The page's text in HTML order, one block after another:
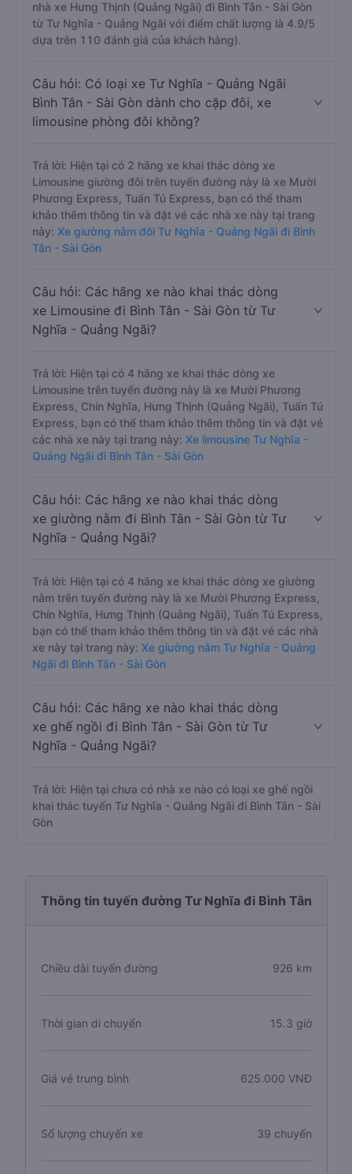
nhà xe Hưng Thịnh (Quảng Ngãi) đi Bình Tân - Sài Gòn
từ Tư Nghĩa - Quảng Ngãi với điểm chất lượng là 4.9/5
dựa trên 110 đánh giá của khách hàng).
Câu hỏi: Có loại xe Tư Nghĩa - Quảng Ngãi
Bình Tân - Sài Gòn dành cho cặp đôi, xe
limousine phòng đôi không?
Trả lời: Hiện tại có 2 hãng xe khai thác dòng xe
Limousine giường đôi trên tuyến đường này là xe Mười
Phương Express, Tuấn Tú Express, bạn có thể tham
khảo thêm thông tin và đặt vé các nhà xe này tại trang
này: Xe giường nằm đôi Tư Nghĩa - Quảng Ngãi đi Bình
Tân - Sài Gòn
Câu hỏi: Các hãng xe nào khai thác dòng
xe Limousine đi Bình Tân - Sài Gòn từ Tư
Nghĩa - Quảng Ngãi?
Trả lời: Hiện tại có 4 hãng xe khai thác dòng xe
Limousine trên tuyến đường này là xe Mười Phương
Express, Chín Nghĩa, Hưng Thịnh (Quảng Ngãi), Tuấn Tú
Express, bạn có thể tham khảo thêm thông tin và đặt vé
các nhà xe này tại trang này: Xe limousine Tư Nghĩa -
Quảng Ngãi đi Bình Tân - Sài Gòn
Câu hỏi: Các hãng xe nào khai thác dòng
xe giường nằm đi Bình Tân - Sài Gòn từ Tư
Nghĩa - Quảng Ngãi?
Trả lời: Hiện tại có 4 hãng xe khai thác dòng xe giường
nằm trên tuyến đường này là xe Mười Phương Express,
Chín Nghĩa, Hưng Thịnh (Quảng Ngãi), Tuấn Tú Express,
bạn có thể tham khảo thêm thông tin và đặt vé các nhà
xe này tại trang này: Xe giường nằm Tư Nghĩa - Quảng
Ngãi đi Bình Tân - Sài Gòn
Câu hỏi: Các hãng xe nào khai thác dòng
xe ghế ngồi đi Bình Tân - Sài Gòn từ Tư
Nghĩa - Quảng Ngãi?
Trả lời: Hiện tại chưa có nhà xe nào có loại xe ghế ngồi
khai thác tuyến Tư Nghĩa - Quảng Ngãi đi Bình Tân - Sài
Gòn
Thông tin tuyến đường Tư Nghĩa đi Bình Tân
Chiều dài tuyến đường 926 km
Thời gian di chuyển 15.3 giờ
Giá vé trung bình 625.000 VNĐ
Số lượng chuyến xe 39 chuyến